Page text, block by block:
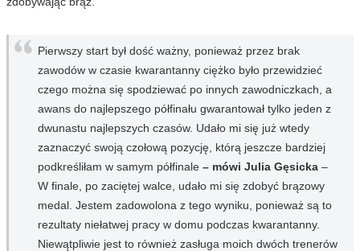
Pierwszy start był dość ważny, ponieważ przez brak
zawodów w czasie kwarantanny ciężko było przewidzieć
czego można się spodziewać po innych zawodniczkach, a
awans do najlepszego półfinału gwarantował tylko jeden z
dwunastu najlepszych czasów. Udało mi się już wtedy
zaznaczyć swoją czołową pozycję, którą jeszcze bardziej
podkreśliłam w samym półfinale – mówi Julia Gęsicka –
W finale, po zaciętej walce, udało mi się zdobyć brązowy
medal. Jestem zadowolona z tego wyniku, ponieważ są to
rezultaty niełatwej pracy w domu podczas kwarantanny.
Niewątpliwie jest to również zasługa moich dwóch trenerów